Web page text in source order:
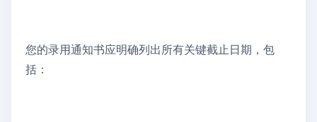
您的录用通知书应明确列出所有关键截止日期，包
括：